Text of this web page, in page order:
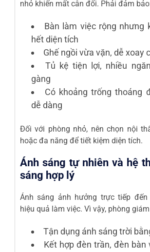
nhỏ khiến mất cân đối. Phải đảm
Bàn làm việc rộng nhưng
hết diện tích
Ghế ngồi vừa vặn, dễ xoay
Tủ kệ tiện lợi, nhiều
gàng
Có khoảng trống thoáng
dễ dàng
Đối với phòng nhỏ, nên chọn nội
hoặc đa năng để tiết kiệm diện tích.
Ánh sáng tự nhiên và hệ
sáng hợp lý
Ánh sáng ảnh hưởng trực tiếp
hiệu quả làm việc. Vì vậy, phòng
Tận dụng ánh sáng trời
Kết hợp đèn trần, đèn bàn